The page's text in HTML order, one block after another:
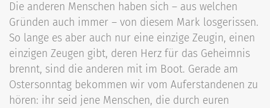
Die anderen Menschen haben sich – aus welchen
Gründen auch immer – von diesem Mark losgerissen.
So lange es aber auch nur eine einzige Zeugin, einen
einzigen Zeugen gibt, deren Herz für das Geheimnis
brennt, sind die anderen mit im Boot. Gerade am
Ostersonntag bekommen wir vom Auferstandenen zu
hören: ihr seid jene Menschen, die durch euren